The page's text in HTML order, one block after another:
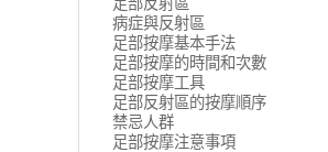
病症與反射區
足部按摩基本手法
足部按摩的時間和次數
足部按摩工具
足部反射區的按摩順序
禁忌人群
足部按摩注意事項